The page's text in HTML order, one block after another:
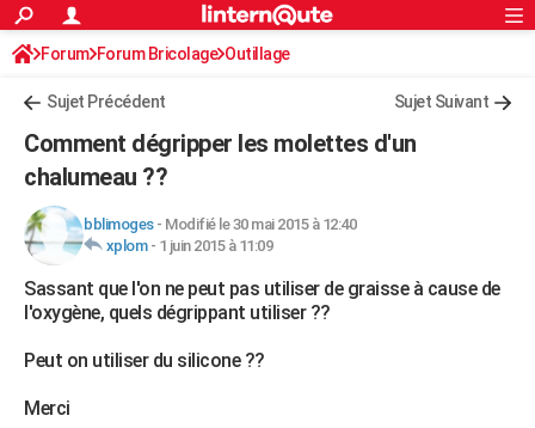
ACTUALITÉS
Politique
Société
Faits Divers
Education
Monde
Villes
+
Programme TV
Streaming
Cinéma
Sorties cinéma
Musique
FINANCE
Retraite
Impôts
Epargne
Immobilier
Risques naturels par ville
Banque
Assurance
Crédit
AUTO
Essais
Réserver un essai
Citadines
Berlines
SUV
Forum auto
HIGH-TECH
Mobiles
Meilleur smartphone
Internet
Ordinateurs
Jeux vidéo
Guide high-tech
BRICOLAGE
Forum
Aménagement intérieur
Extérieur
Cuisine
Salle de bains
Jardinage
Rangement
WEEK-END
Guides de France
Escapades
Patrimoine
Expositions
Musées
Week-end nature
+LIFESTYLE
S'inscrire
Connexion
Forum Forum Bricolage Outillage
Sujet Précédent Sujet Suivant
Comment dégripper les molettes d'un
chalumeau ??
bblimoges- Modifié le 30 mai 2015 à 12:40
xplom- 1 juin 2015 à 11:09
Sassant que l'on ne peut pas utiliser de graisse à cause de
l'oxygène, quels dégrippant utiliser ??
Peut on utiliser du silicone ??
Merci